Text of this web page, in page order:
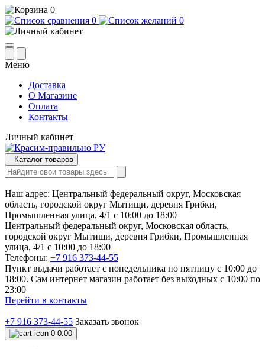
0
0
0
Меню
Доставка
О Магазине
Оплата
Контакты
Личный кабинет
Каталог товаров
Наш адрес: Центральный федеральный округ, Московская
область, городской округ Мытищи, деревня Грибки,
Промышленная улица, 4/1 с 10:00 до 18:00
Центральный федеральный округ, Московская область,
городской округ Мытищи, деревня Грибки, Промышленная
улица, 4/1 с 10:00 до 18:00
Телефоны: +7 916 373-44-55
Пункт выдачи работает с понедельника по пятницу с 10:00 до
18:00. Сам интернет магазин работает без выходных с 10:00 по
23:00
Перейти в контакты
+7 916 373-44-55 Заказать звонок
0 0.00